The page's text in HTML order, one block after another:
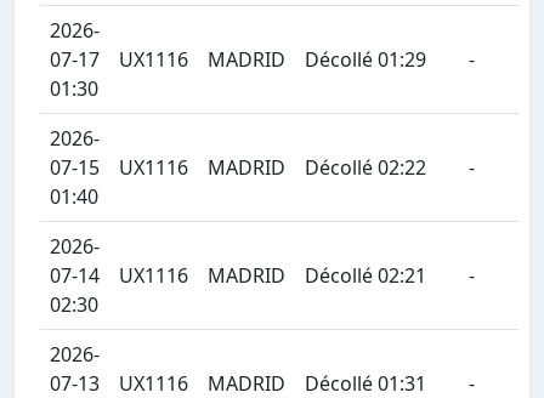
2026-
07-17
01:30
UX1116 MADRID Décollé 01:29 -
2026-
07-15
01:40
UX1116 MADRID Décollé 02:22 -
2026-
07-14
02:30
UX1116 MADRID Décollé 02:21 -
2026-
07-13
UX1116 MADRID Décollé 01:31 -